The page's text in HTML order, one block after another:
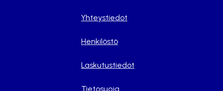
Yhteystiedot
Henkilöstö
Laskutustiedot
Tietosuoja